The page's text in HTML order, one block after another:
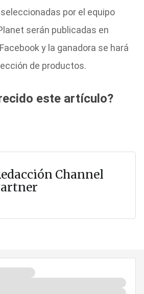
por el equipo
serán publicadas en
y la ganadora se hará
de productos.
este artículo?
Channel